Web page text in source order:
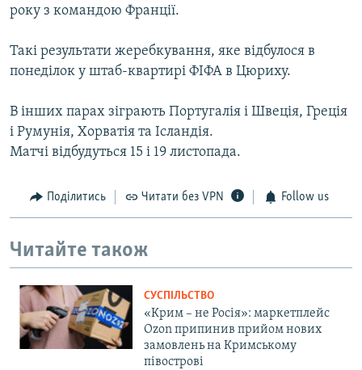
Усі сайти RFE/RL
року з командою Франції.
Такі результати жеребкування, яке відбулося в
понеділок у штаб-квартирі ФІФА в Цюриху.
В інших парах зіграють Португалія і Швеція, Греція
і Румунія, Хорватія та Ісландія.
Матчі відбудуться 15 і 19 листопада.
Поділитись Читати без VPN Follow us
Читайте також
СУСПІЛЬСТВО
«Крим – не Росія»: маркетплейс
Ozon припинив прийом нових
замовлень на Кримському
півострові